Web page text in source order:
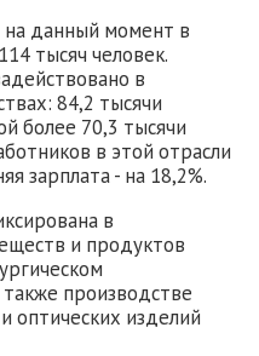
на данный момент в
тысяч человек.
в
84,2 тысячи
более 70,3 тысячи
в этой отрасли
зарплата - на 18,2%.
в
и продуктов
производстве
оптических изделий